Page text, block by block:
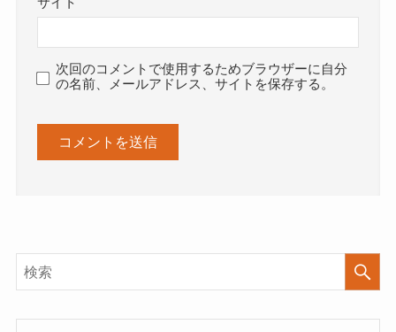
次回のコメントで使用するためブラウザーに自分
の名前、メールアドレス、サイトを保存する。